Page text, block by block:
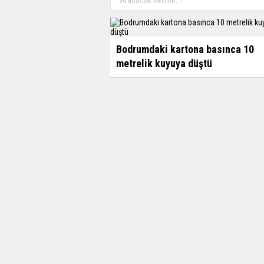
Bodrumdaki kartona basınca 10
metrelik kuyuya düştü